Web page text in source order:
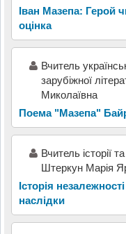
Іван Мазепа: Герой
оцінка
Вчитель
зарубіжної
Миколаївна
Поема "Мазепа"
Вчитель історії
Штеркун Марія
Історія
наслідки